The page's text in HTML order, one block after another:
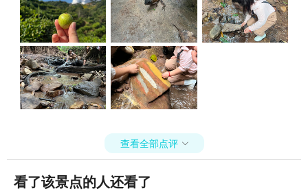
查看全部点评 
看了该景点的人还看了